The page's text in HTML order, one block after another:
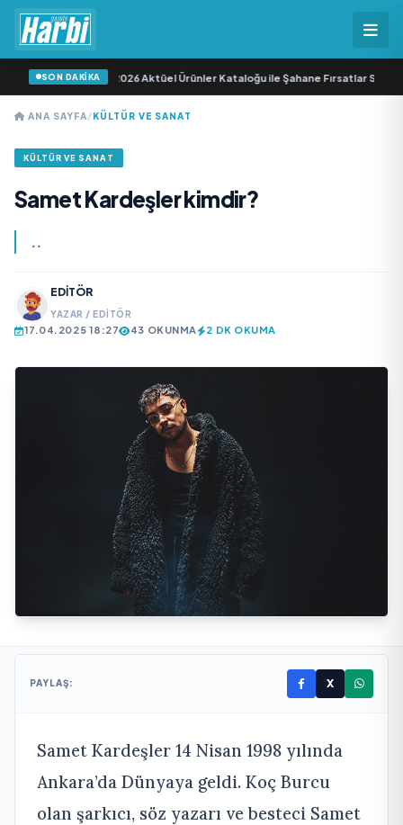
SON DAKİKA
A101 11 Haziran 2026 Aktüel Ürünler Kataloğu ile Şahane Fırsatlar Sizi
ANA SAYFA/KÜLTÜR VE SANAT
KÜLTÜR VE SANAT
Samet Kardeşler kimdir?
..
EDITÖR
YAZAR / EDITÖR
17.04.2025 18:27 43 OKUNMA 2 DK OKUMA
PAYLAŞ: X
Samet Kardeşler 14 Nisan 1998 yılında
Ankara’da Dünyaya geldi. Koç Burcu
olan şarkıcı, söz yazarı ve besteci Samet